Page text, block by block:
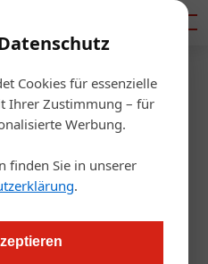
Cookies für essenzielle
Ihrer Zustimmung – für
Werbung.
finden Sie in unserer
.
/Gastronomie
Inszenierung
es an